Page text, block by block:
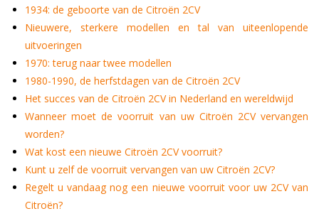
1934: de geboorte van de Citroën 2CV
Nieuwere, sterkere modellen en tal van uiteenlopende
uitvoeringen
1970: terug naar twee modellen
1980-1990, de herfstdagen van de Citroën 2CV
Het succes van de Citroën 2CV in Nederland en wereldwijd
Wanneer moet de voorruit van uw Citroën 2CV vervangen
worden?
Wat kost een nieuwe Citroën 2CV voorruit?
Kunt u zelf de voorruit vervangen van uw Citroën 2CV?
Regelt u vandaag nog een nieuwe voorruit voor uw 2CV van
Citroën?